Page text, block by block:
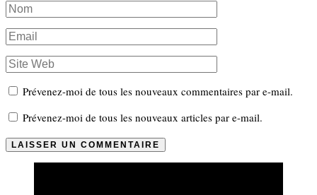
Prévenez-moi de tous les nouveaux commentaires par e-mail.
Prévenez-moi de tous les nouveaux articles par e-mail.